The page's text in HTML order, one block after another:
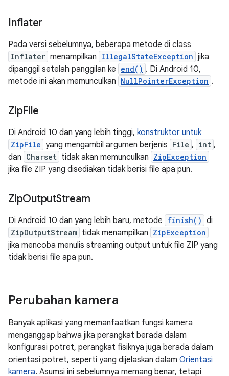
Inflater
Pada versi sebelumnya, beberapa metode di class
Inflater menampilkan IllegalStateException jika
dipanggil setelah panggilan ke end() . Di Android 10,
metode ini akan memunculkan NullPointerException .
ZipFile
Di Android 10 dan yang lebih tinggi, konstruktor untuk
ZipFile yang mengambil argumen berjenis File , int ,
dan Charset tidak akan memunculkan ZipException
jika file ZIP yang disediakan tidak berisi file apa pun.
ZipOutputStream
Di Android 10 dan yang lebih baru, metode finish() di
ZipOutputStream tidak menampilkan ZipException
jika mencoba menulis streaming output untuk file ZIP yang
tidak berisi file apa pun.
Perubahan kamera
Banyak aplikasi yang memanfaatkan fungsi kamera
menganggap bahwa jika perangkat berada dalam
konfigurasi potret, perangkat fisiknya juga berada dalam
orientasi potret, seperti yang dijelaskan dalam Orientasi
kamera. Asumsi ini sebelumnya memang benar, tetapi